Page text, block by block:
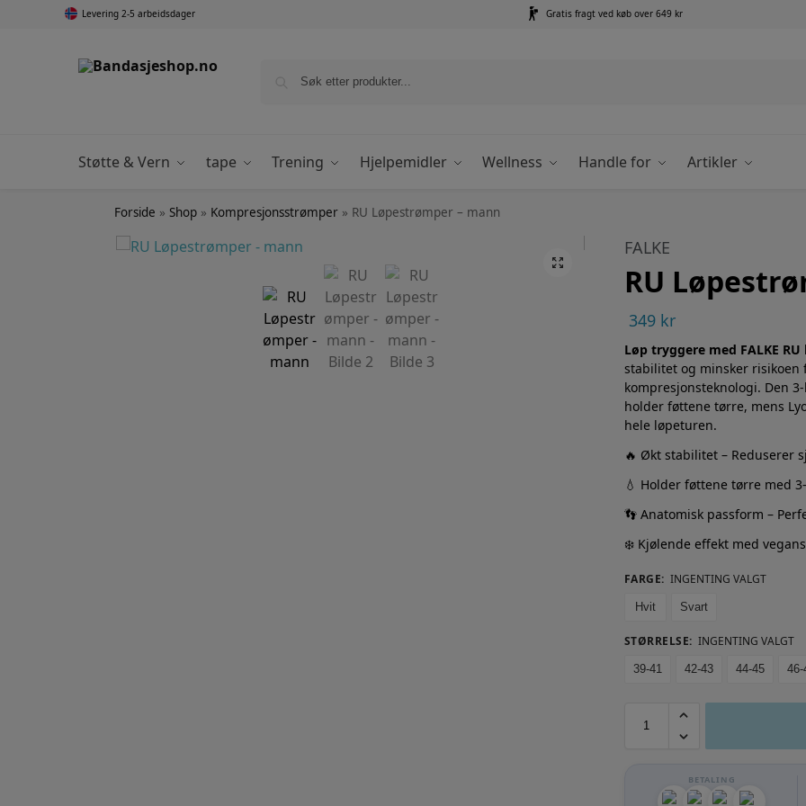
Levering 2-5 arbeidsdager Gratis fragt ved køb over 649 kr
Støtte & Vern tape Trening Hjelpemidler Wellness Handle for Artikler
Forside » Shop » Kompresjonsstrømper » RU Løpestrømper – mann
FALKE
RU
349 kr
Løp tryggere med FALKE
stabilitet og minsker
kompresjonsteknologi. Den
holder føttene tørre, mens
hele løpeturen.
🔥 Økt stabilitet – Reduserer
💧 Holder føttene tørre med
👣 Anatomisk passform –
❄️ Kjølende effekt med
FARGE: INGENTING VALGT
Hvit Svart
STØRRELSE: INGENTING VALGT
39-41 42-43 44-45 46-
BETALING